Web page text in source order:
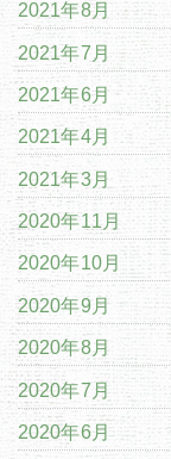
2021年8月
2021年7月
2021年6月
2021年4月
2021年3月
2020年11月
2020年10月
2020年9月
2020年8月
2020年7月
2020年6月